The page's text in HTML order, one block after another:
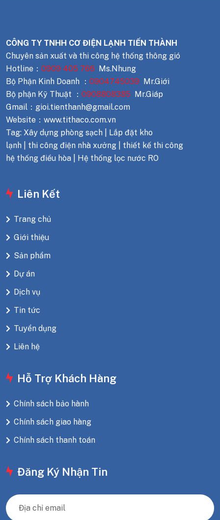
CÔNG TY TNHH CƠ ĐIỆN LẠNH TIẾN THÀNH
Chuyên sản xuất và thi công hệ thống thông gió
Hotline： 0909 405 766 Ms.Nhung
Bộ Phận Kinh Doanh ： 0904745039 Mr.Giới
Bộ phận Kỹ Thuật ： 0908808385 Mr.Giáp
Gmail：gioi.tienthanh@gmail.com
Website：www.tithaco.com.vn
Tag: Xây dựng phòng sạch | Lắp đặt kho
lạnh | thi công điện nhà xưởng | thiết kế thi công
hệ thống điều hòa | Hệ thống lọc nước RO
Liên Kết
Trang chủ
Giới thiệu
Sản phẩm
Dự án
Dịch vụ
Tin tức
Tuyển dụng
Liên hệ
Hỗ Trợ Khách Hàng
Chính sách bảo hành
Chính sách giao hàng
Chính sách thanh toán
Đăng Ký Nhận Tin